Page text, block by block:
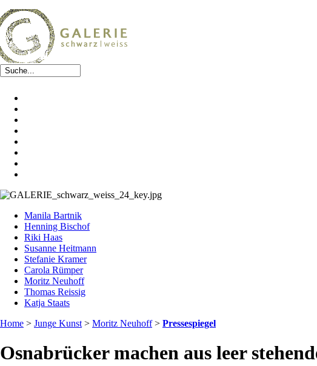
Manila Bartnik
Henning Bischof
Riki Haas
Susanne Heitmann
Stefanie Kramer
Carola Rümper
Moritz Neuhoff
Thomas Reissig
Katja Staats
Home > Junge Kunst > Moritz Neuhoff > Pressespiegel
Osnabrücker machen aus leer